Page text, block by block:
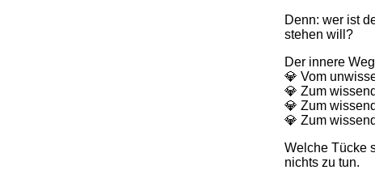
Denn: wer ist
stehen will?
Der innere
💎 Vom
💎 Zum
💎 Zum
💎 Zum
Welche Tücke
nichts zu tun.